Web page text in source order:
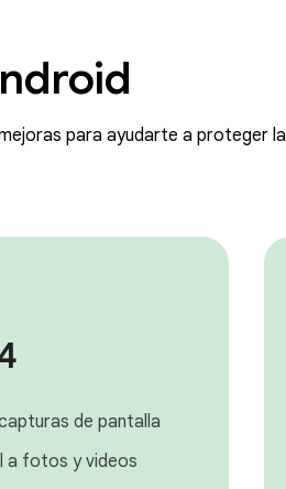
para ayudarte a proteger la
de pantalla
a fotos y videos